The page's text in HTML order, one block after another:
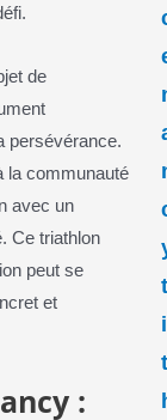
de
persévérance.
la communauté
avec un
Ce triathlon
peut se
et
: